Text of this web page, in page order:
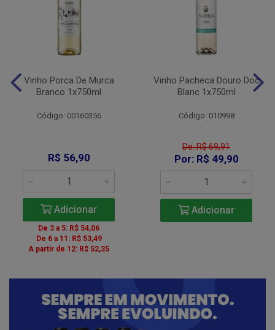
Vinho Porca De Murca
Branco 1x750ml
Código: 00160356
R$ 56,90
Adicionar
De 3 a 5: R$ 54,06
De 6 a 11: R$ 53,49
A partir de 12: R$ 52,35
Vinho Pacheca Douro Doc
Blanc 1x750ml
Código: 010998
De: R$ 69,91
Por: R$ 49,90
Adicionar